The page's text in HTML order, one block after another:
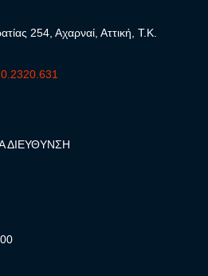
254, Αχαρναί, Αττική, Τ.Κ.
ΔΙΕΥΘΥΝΣΗ